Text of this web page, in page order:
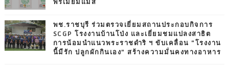
พรีเมียมแมส
พช.ราชบุรี ร่วมตรวจเยี่ยมสถานประกอบกิจการ
SCGP โรงงานบ้านโป่ง และเยี่ยมชมแปลงสาธิต
การน้อมนำแนวพระราชดำริ ฯ ขับเคลื่อน “โรงงาน
นี้มีรัก ปลูกผักกินเอง” สร้างความมั่นคงทางอาหาร